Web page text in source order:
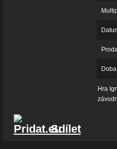
Hra
Sdílet